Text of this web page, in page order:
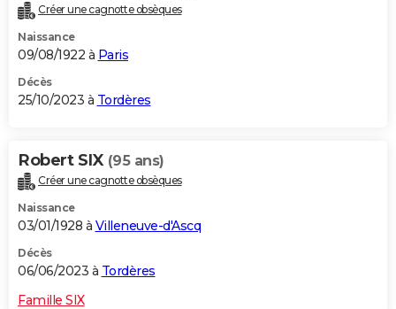
Créer une cagnotte obsèques
Naissance
09/08/1922 à Paris
Décès
25/10/2023 à Tordères
Robert SIX (95 ans)
Créer une cagnotte obsèques
Naissance
03/01/1928 à Villeneuve-d'Ascq
Décès
06/06/2023 à Tordères
Famille SIX